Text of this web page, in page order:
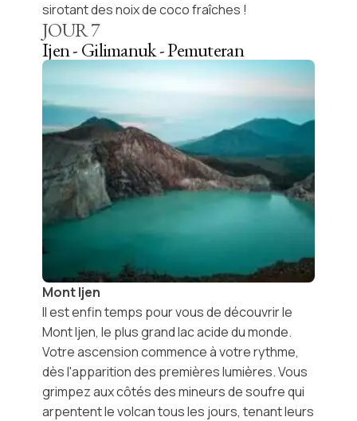
sirotant des noix de coco fraîches !
JOUR7
Ijen - Gilimanuk - Pemuteran
Mont Ijen
Il est enfin temps pour vous de découvrir le
Mont Ijen, le plus grand lac acide du monde.
Votre ascension commence à votre rythme,
dès l'apparition des premières lumières. Vous
grimpez aux côtés des mineurs de soufre qui
arpentent le volcan tous les jours, tenant leurs